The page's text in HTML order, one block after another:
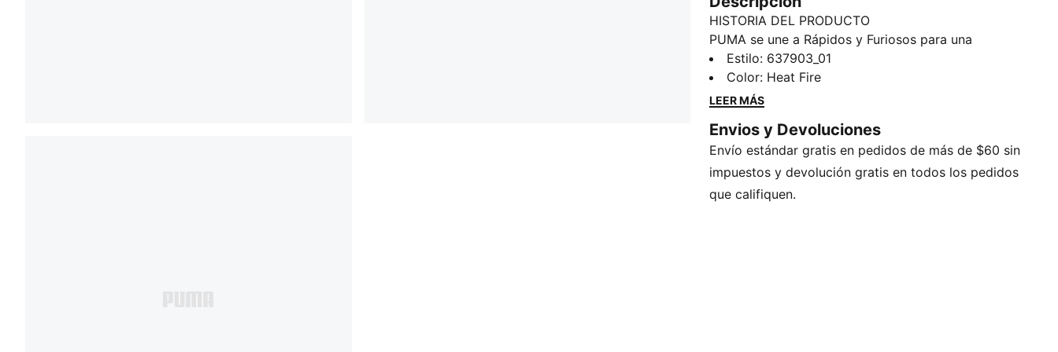
HISTORIA DEL PRODUCTO
PUMA se une a Rápidos y Furiosos para una
colección que es pura gasolina, sin frenos.
Combinando la energía audaz de la franquicia con el
inconfundible juego y estilo personal de Melo, esta
esta sudadera con capucha tanto en la banda como
en la calle.
CARACTERÍSTICAS Y BENEFICIOS
Hecha con al menos un 50 % de materiales
Estilo: 637903_01
Color: Heat Fire
LEER MÁS
Envios y Devoluciones
Envío estándar gratis en pedidos de más de $60 sin
impuestos y devolución gratis en todos los pedidos
que califiquen.